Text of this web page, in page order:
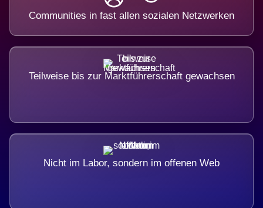
Communities in fast allen sozialen Netzwerken
Teilweise bis zur Marktführerschaft gewachsen
Nicht im Labor, sondern im offenen Web